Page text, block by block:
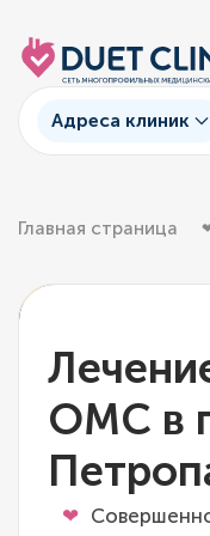
Адреса клиник
Главная страница
ОМС в